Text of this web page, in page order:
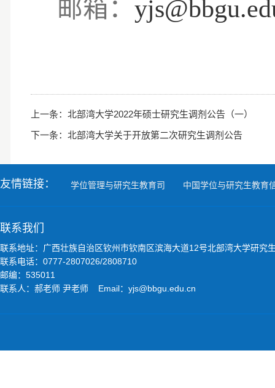
邮箱：
上一条： 北部湾大学2022年硕士研究生调剂公告（一）
下一条： 北部湾大学关于开放第二次研究生调剂公告
友情链接： 学位管理与研究生教育司 中国学位与研究生教育
联系我们
联系地址：广西壮族自治区钦州市钦南区滨海大道12号北部湾大学研究
联系电话：0777-2807026/2808710
邮编：535011
联系人：郝老师 尹老师 Email：yjs@bbgu.edu.cn